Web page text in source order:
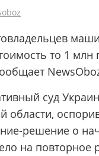
то 1
суд
области,
решение о
на